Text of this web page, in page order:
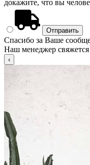
докажите, что вы
Спасибо за Ваше
Наш менеджер